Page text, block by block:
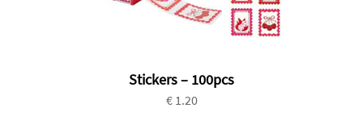
Stickers – 100pcs
€ 1.20